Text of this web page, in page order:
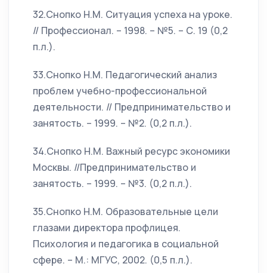
32.Снопко Н.М. Ситуация успеха на уроке.
// Профессионал. – 1998. – №5. – С. 19 (0,2
п.л.).
33.Снопко Н.М. Педагогический анализ
проблем учебно-профессиональной
деятельности. // Предпринимательство и
занятость. – 1999. – №2. (0,2 п.л.).
34.Снопко Н.М. Важный ресурс экономики
Москвы. //Предпринимательство и
занятость. – 1999. – №3. (0,2 п.л.).
35.Снопко Н.М. Образовательные цели
глазами директора профлицея.
Психология и педагогика в социальной
сфере. – М.: МГУС, 2002. (0,5 п.л.).